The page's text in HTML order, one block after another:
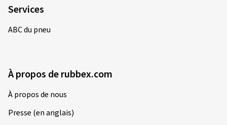
Services
ABC du pneu
À propos de rubbex.com
À propos de nous
Presse (en anglais)